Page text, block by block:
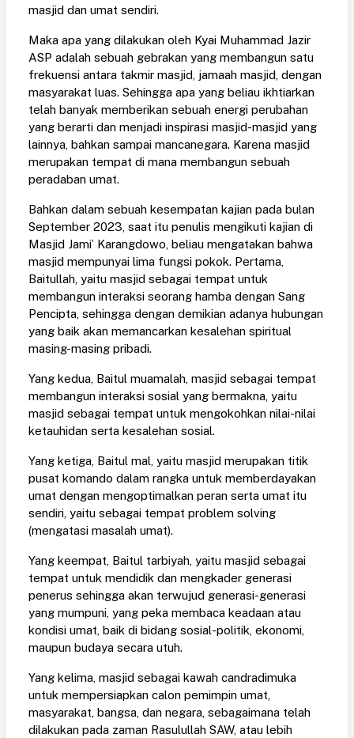
masjid dan umat sendiri.
Maka apa yang dilakukan oleh Kyai Muhammad Jazir
ASP adalah sebuah gebrakan yang membangun satu
frekuensi antara takmir masjid, jamaah masjid, dengan
masyarakat luas. Sehingga apa yang beliau ikhtiarkan
telah banyak memberikan sebuah energi perubahan
yang berarti dan menjadi inspirasi masjid-masjid yang
lainnya, bahkan sampai mancanegara. Karena masjid
merupakan tempat di mana membangun sebuah
peradaban umat.
Bahkan dalam sebuah kesempatan kajian pada bulan
September 2023, saat itu penulis mengikuti kajian di
Masjid Jami’ Karangdowo, beliau mengatakan bahwa
masjid mempunyai lima fungsi pokok. Pertama,
Baitullah, yaitu masjid sebagai tempat untuk
membangun interaksi seorang hamba dengan Sang
Pencipta, sehingga dengan demikian adanya hubungan
yang baik akan memancarkan kesalehan spiritual
masing-masing pribadi.
Yang kedua, Baitul muamalah, masjid sebagai tempat
membangun interaksi sosial yang bermakna, yaitu
masjid sebagai tempat untuk mengokohkan nilai-nilai
ketauhidan serta kesalehan sosial.
Yang ketiga, Baitul mal, yaitu masjid merupakan titik
pusat komando dalam rangka untuk memberdayakan
umat dengan mengoptimalkan peran serta umat itu
sendiri, yaitu sebagai tempat problem solving
(mengatasi masalah umat).
Yang keempat, Baitul tarbiyah, yaitu masjid sebagai
tempat untuk mendidik dan mengkader generasi
penerus sehingga akan terwujud generasi-generasi
yang mumpuni, yang peka membaca keadaan atau
kondisi umat, baik di bidang sosial-politik, ekonomi,
maupun budaya secara utuh.
Yang kelima, masjid sebagai kawah candradimuka
untuk mempersiapkan calon pemimpin umat,
masyarakat, bangsa, dan negara, sebagaimana telah
dilakukan pada zaman Rasulullah SAW, atau lebih